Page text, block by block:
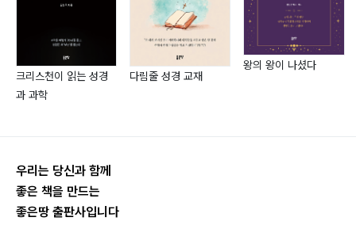
1) 정원론177
8. 간명지 작성법186
제3장 통변의 묘리
2) 여명193
3) 운행193
4) 수명(壽命) 194
크리스천이 읽는 성경
과 과학
다림줄 성경 교재
왕의 왕이 나셨다
우리는 당신과 함께
좋은 책을 만드는
좋은땅 출판사입니다